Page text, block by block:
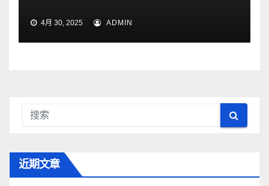
4月 30, 2025 ADMIN
近期文章